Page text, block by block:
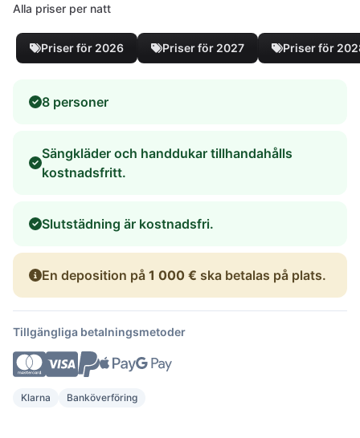
Alla priser per natt
Priser för 2026 Priser för 2027 Priser för
8 personer
Sängkläder och handdukar tillhandahålls
kostnadsfritt.
Slutstädning är kostnadsfri.
En deposition på 1 000 € ska betalas på plats.
Tillgängliga betalningsmetoder
Klarna Banköverföring